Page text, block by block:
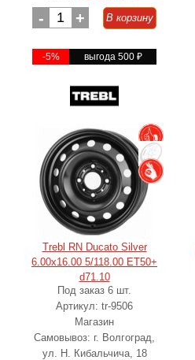
- 1 + В корзину
-5% выгода 500 ₽
Trebl RN Ducato Silver
6.00x16.00 5/118.00 ET50+
d71.10
Под заказ 6 шт.
Артикул: tr-9506
Магазин
Самовывоз: г. Волгоград,
ул. Н. Кибальчича, 18